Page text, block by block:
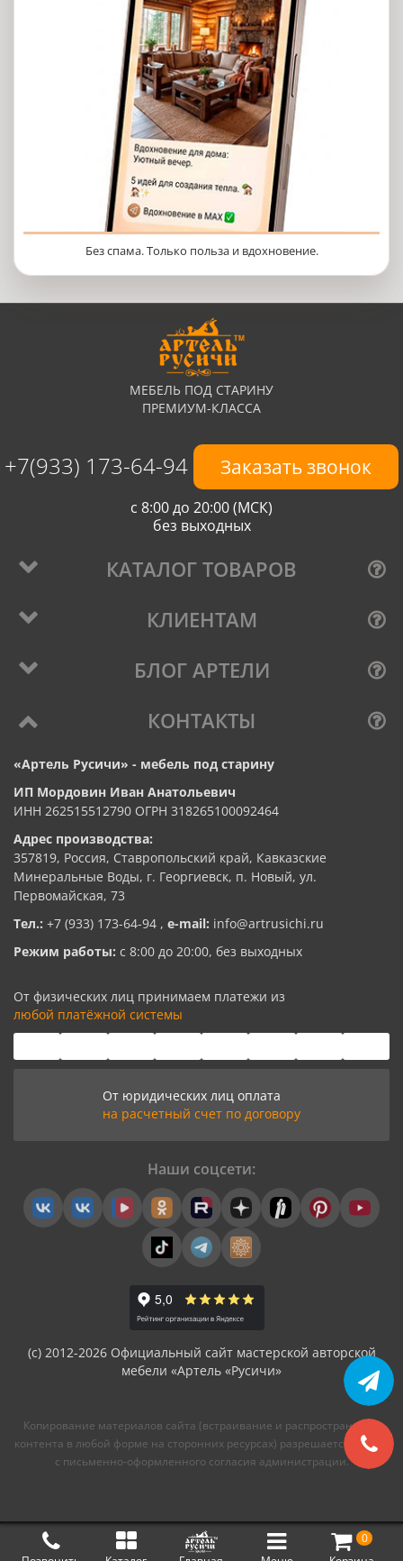
0
Без спама. Только польза и вдохновение.
МЕБЕЛЬ ПОД СТАРИНУ
ПРЕМИУМ-КЛАССА
+7(933) 173-64-94 Заказать звонок
с 8:00 до 20:00 (МСК)
без выходных
КАТАЛОГ ТОВАРОВ
КЛИЕНТАМ
БЛОГ АРТЕЛИ
КОНТАКТЫ
«Артель Русичи» - мебель под старину
ИП Мордовин Иван Анатольевич
ИНН 262515512790 ОГРН 318265100092464
Адрес производства:
357819, Россия, Ставропольский край, Кавказские
Минеральные Воды, г. Георгиевск, п. Новый, ул.
Первомайская, 73
Тел.: +7 (933) 173-64-94 , e-mail: info@artrusichi.ru
Режим работы: с 8:00 до 20:00, без выходных
От физических лиц принимаем платежи из
любой платёжной системы
От юридических лиц оплата
на расчетный счет по договору
(с) 2012-2026 Официальный сайт мастерской авторской
мебели «Артель «Русичи»
Наши соцсети:
Копирование материалов сайта (встраивание и распространение
контента в любой форме на сторонних ресурсах) разрешается только
с письменно-оформленного согласия администрации.